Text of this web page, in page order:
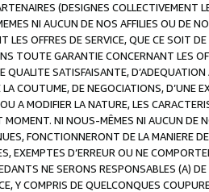
(DESIGNES COLLECTIVEMENT
NI AUCUN DE NOS AFFILIES OU DE
LES OFFRES DE SERVICE, QUE CE SOIT
TOUTE GARANTIE CONCERNANT LES
QUALITE SATISFAISANTE,
COUTUME, DE NEGOCIATIONS, D’UNE
A MODIFIER LA NATURE, LES
MOMENT. NI NOUS-MÊMES NI AUCUN DE
FONCTIONNERONT DE LA MANIERE
EXEMPTES D’ERREUR OU NE
NE SERONS RESPONSABLES (A)
Y COMPRIS DE QUELCONQUES